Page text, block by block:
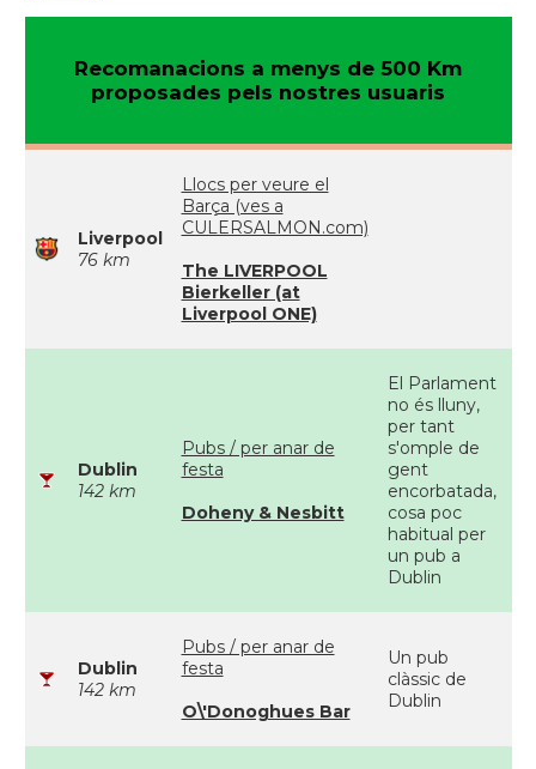
Recomanacions a menys de 500 Km
proposades pels nostres usuaris
Liverpool
76 km
Llocs per veure el
Barça (ves a
CULERSALMON.com)
The LIVERPOOL
Bierkeller (at
Liverpool ONE)
Dublin
142 km
Pubs / per anar de
festa
Doheny & Nesbitt
El Parlament
no és lluny,
per tant
s'omple de
gent
encorbatada,
cosa poc
habitual per
un pub a
Dublin
Dublin
142 km
Pubs / per anar de
festa
O\'Donoghues Bar
Un pub
clàssic de
Dublin